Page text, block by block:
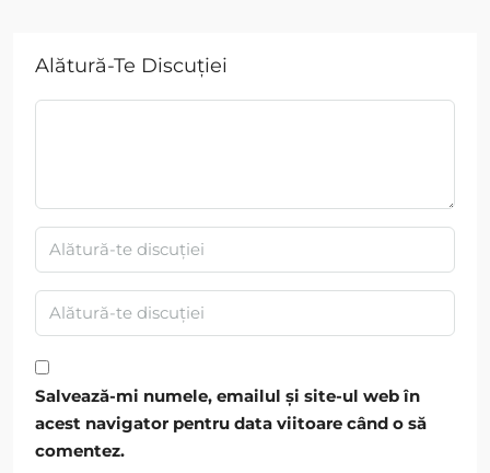
Alătură-Te Discuției
Salvează-mi numele, emailul și site-ul web în
acest navigator pentru data viitoare când o să
comentez.